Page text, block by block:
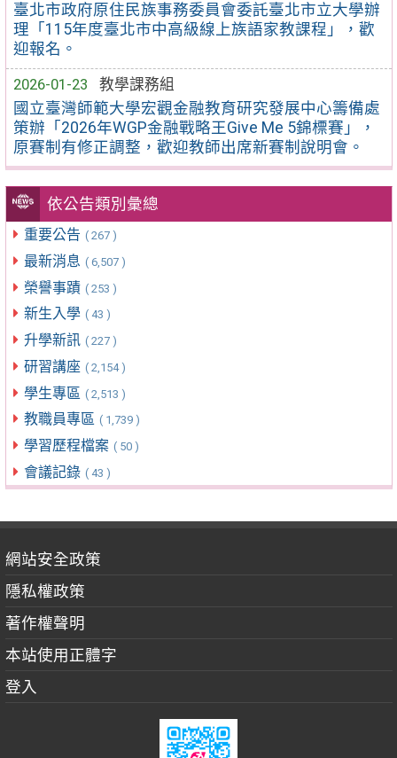
臺北市政府原住民族事務委員會委託臺北市立大學辦
理「115年度臺北市中高級線上族語家教課程」，歡
迎報名。
2026-01-23
教學課務組
國立臺灣師範大學宏觀金融教育研究發展中心籌備處
策辦「2026年WGP金融戰略王Give Me 5錦標賽」，
原賽制有修正調整，歡迎教師出席新賽制說明會。
依公告類別彙總
重要公告 ( 267 )
最新消息 ( 6,507 )
榮譽事蹟 ( 253 )
新生入學 ( 43 )
升學新訊 ( 227 )
研習講座 ( 2,154 )
學生專區 ( 2,513 )
教職員專區 ( 1,739 )
學習歷程檔案 ( 50 )
會議記錄 ( 43 )
網站安全政策
隱私權政策
著作權聲明
本站使用正體字
登入